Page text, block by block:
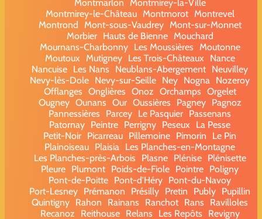
Montmarlon
Montmirey-la-Ville
Montmirey-le-Château
Montmorot
Montrevel
Montrond
Mont-sous-Vaudrey
Mont-sur-Monnet
Morbier
Hauts de Bienne
Mouchard
Mournans-Charbonny
Les Moussières
Moutonne
Moutoux
Mutigney Les Trois-Châteaux
Nance
Nancuise Les Nans Neublans-Abergement Neuvilley
Nevy-lès-Dole Nevy-sur-Seille Ney Nogna
Nozeroy
Offlanges Onglières Onoz Orchamps Orgelet
Ougney Ounans Our Oussières Pagney
Pagnoz
Pannessières
Parcey Le Pasquier Passenans
Patornay Peintre Perrigny Peseux
La Pesse
Petit-Noir Picarreau Pillemoine Pimorin
Le Pin
Plainoiseau Plaisia
Les Planches-en-Montagne
Les Planches-près-Arbois
Plasne Plénise
Plénisette
Pleure Plumont Poids-de-Fiole Pointre Poligny
Pont-de-Poitte Pont-d'Héry Pont-du-Navoy
Port-Lesney Prémanon Présilly Pretin Publy Pupillin
Quintigny Rahon Rainans Ranchot Rans
Ravilloles
Recanoz
Reithouse Relans Les Repôts
Revigny